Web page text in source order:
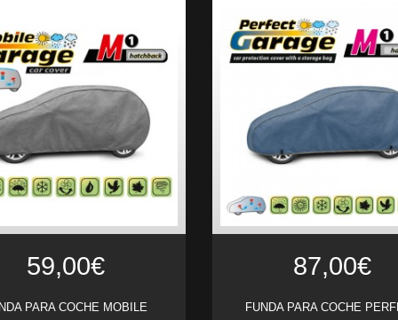
59,00€
PARA COCHE MOBILE
87,00€
FUNDA PARA COCHE